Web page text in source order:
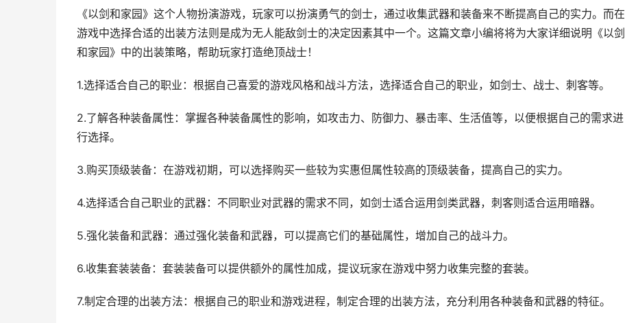
《以剑和家园》这个人物扮演游戏，玩家可以扮演勇气的剑士，通过收集武器和装备来不断提高自己的实力。而在
游戏中选择合适的出装方法则是成为无人能敌剑士的决定因素其中一个。这篇文章小编将将为大家详细说明《以剑
和家园》中的出装策略，帮助玩家打造绝顶战士！
1.选择适合自己的职业：根据自己喜爱的游戏风格和战斗方法，选择适合自己的职业，如剑士、战士、刺客等。
2.了解各种装备属性：掌握各种装备属性的影响，如攻击力、防御力、暴击率、生活值等，以便根据自己的需求进
行选择。
3.购买顶级装备：在游戏初期，可以选择购买一些较为实惠但属性较高的顶级装备，提高自己的实力。
4.选择适合自己职业的武器：不同职业对武器的需求不同，如剑士适合运用剑类武器，刺客则适合运用暗器。
5.强化装备和武器：通过强化装备和武器，可以提高它们的基础属性，增加自己的战斗力。
6.收集套装装备：套装装备可以提供额外的属性加成，提议玩家在游戏中努力收集完整的套装。
7.制定合理的出装方法：根据自己的职业和游戏进程，制定合理的出装方法，充分利用各种装备和武器的特征。